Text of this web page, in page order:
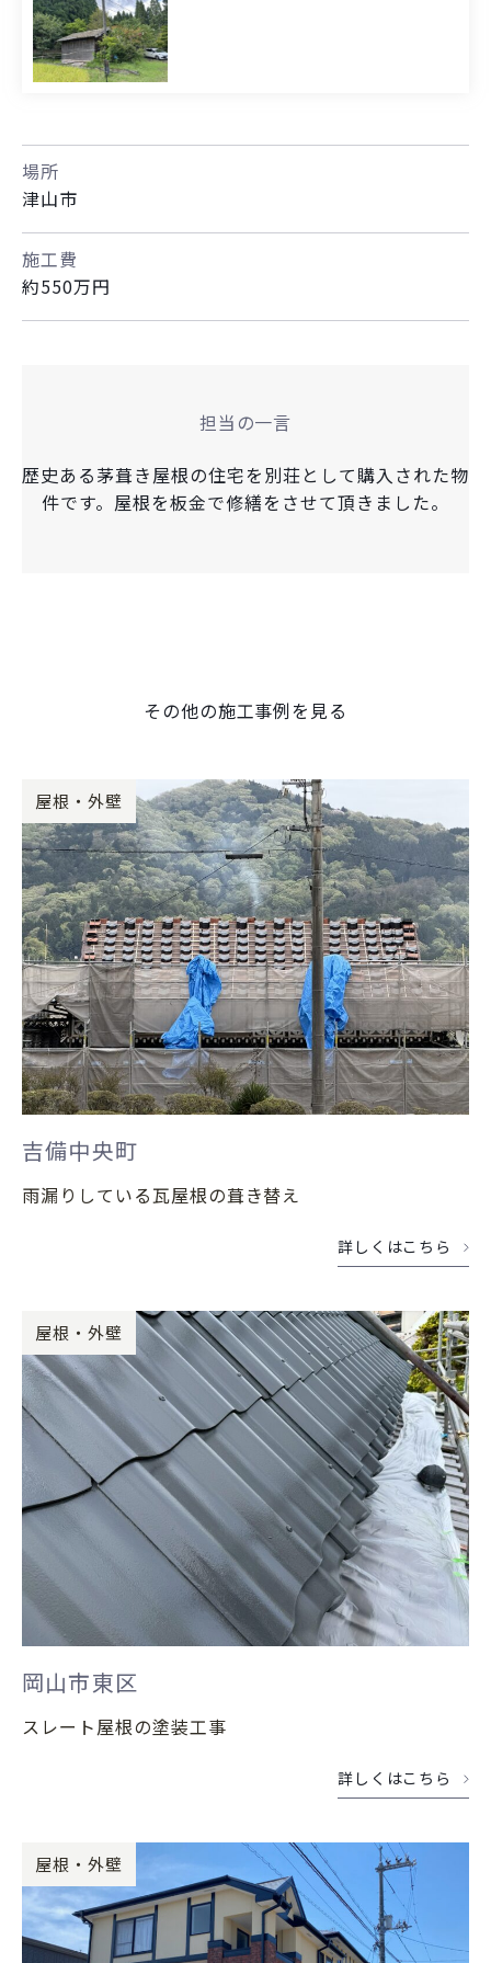
場所
津山市
施工費
約550万円
担当の一言
歴史ある茅葺き屋根の住宅を別荘として購入された物
件です。屋根を板金で修繕をさせて頂きました。
その他の施工事例を見る
屋根・外壁
吉備中央町
雨漏りしている瓦屋根の葺き替え
詳しくはこちら
屋根・外壁
岡山市東区
スレート屋根の塗装工事
詳しくはこちら
屋根・外壁